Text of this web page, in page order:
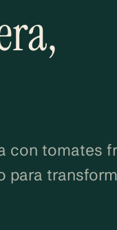
con tomates
para